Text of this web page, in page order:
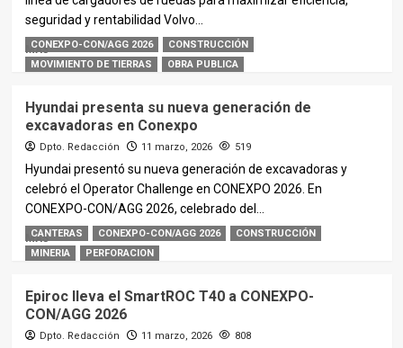
seguridad y rentabilidad Volvo...
MÁS
CONEXPO-CON/AGG 2026
CONSTRUCCIÓN
MOVIMIENTO DE TIERRAS
OBRA PUBLICA
Hyundai presenta su nueva generación de
excavadoras en Conexpo
Dpto. Redacción 11 marzo, 2026 519
Hyundai presentó su nueva generación de excavadoras y
celebró el Operator Challenge en CONEXPO 2026. En
CONEXPO-CON/AGG 2026, celebrado del...
MÁS
CANTERAS CONEXPO-CON/AGG 2026
CONSTRUCCIÓN
MINERIA
PERFORACION
Epiroc lleva el SmartROC T40 a CONEXPO-
CON/AGG 2026
Dpto. Redacción 11 marzo, 2026 808